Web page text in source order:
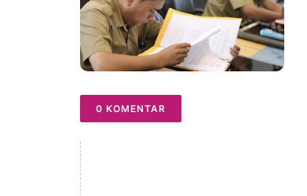
0 KOMENTAR